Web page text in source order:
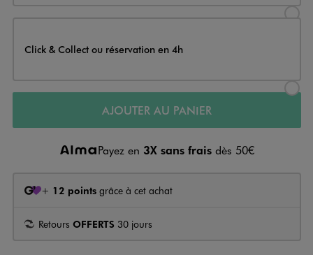
Click & Collect ou réservation en 4h
AJOUTER AU PANIER
Payez en 3X sans frais dès 50€
+ 12 points grâce à cet achat
Retours OFFERTS 30 jours